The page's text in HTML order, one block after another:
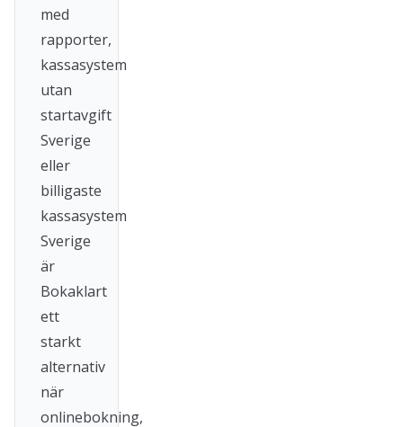
med
rapporter,
kassasystem
utan
startavgift
Sverige
eller
billigaste
kassasystem
Sverige
är
Bokaklart
ett
starkt
alternativ
när
onlinebokning,